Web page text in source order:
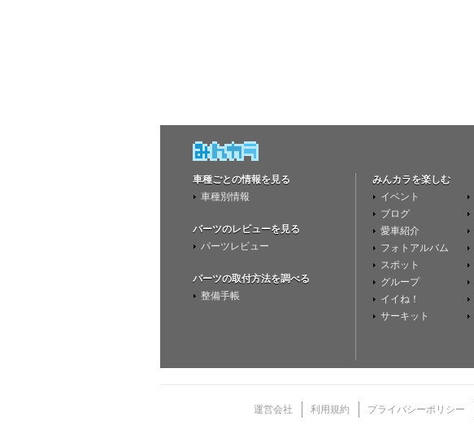
車種ごとの情報を見る
車種別情報
パーツのレビューを見る
パーツレビュー
パーツの取付方法を調べる
整備手帳
みんカラを楽しむ
イベント
ブログ
愛車紹介
フォトアルバム
スポット
グループ
イイね！
サーキット
運営会社 利用規約 プライバシーポリシー